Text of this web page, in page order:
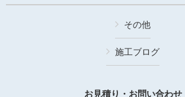
その他
施工ブログ
お見積り・お問い合わせ